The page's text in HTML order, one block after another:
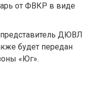
от ФВКР в виде
ДЮВЛ
будет передан
«Юг».